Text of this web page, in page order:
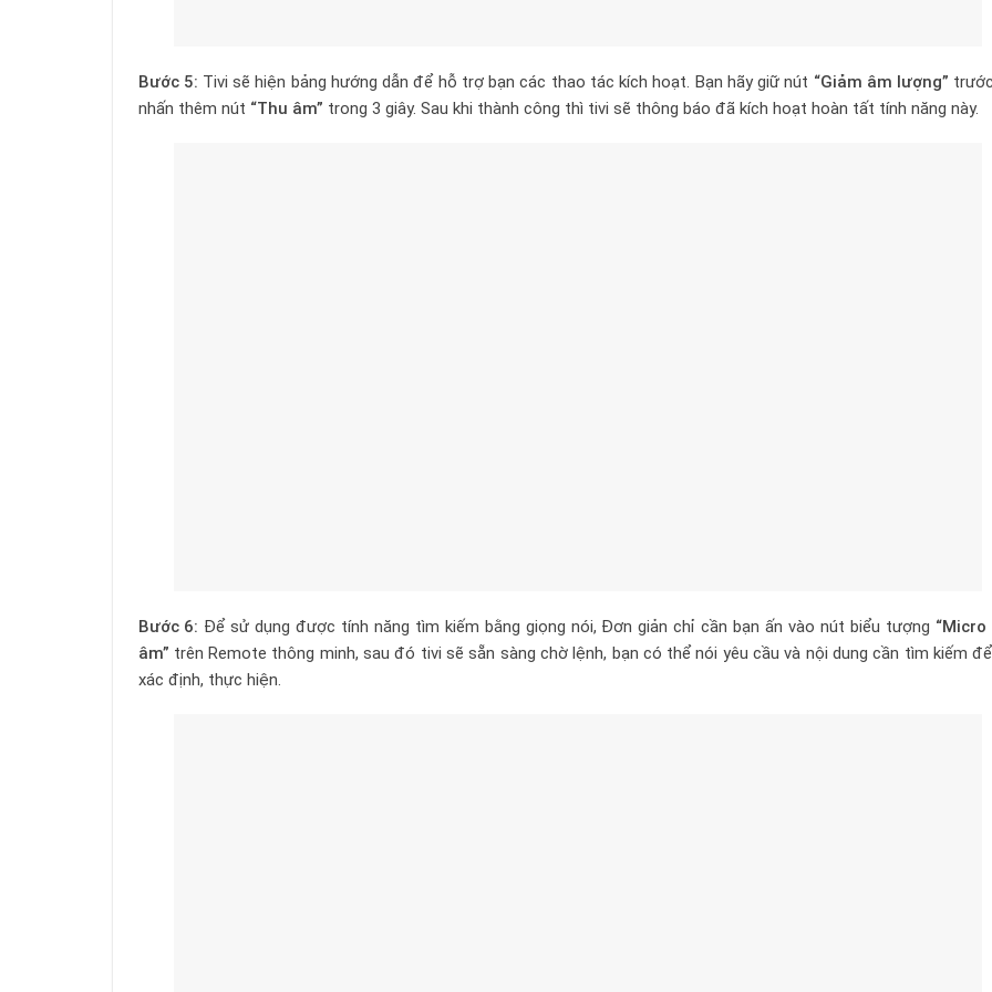
Bước 5: Tivi sẽ hiện bảng hướng dẫn để hỗ trợ bạn các thao tác kích hoạt. Bạn hãy giữ nút “Giảm âm lượng”
nhấn thêm nút “Thu âm” trong 3 giây. Sau khi thành công thì tivi sẽ thông báo đã kích hoạt hoàn tất tính năng này.
Bước 6: Để sử dụng được tính năng tìm kiếm bằng giọng nói, Đơn giản chỉ cần bạn ấn vào nút biểu tượng
âm” trên Remote thông minh, sau đó tivi sẽ sẵn sàng chờ lệnh, bạn có thể nói yêu cầu và nội dung cần tìm kiếm
xác định, thực hiện.